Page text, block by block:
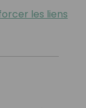
les liens